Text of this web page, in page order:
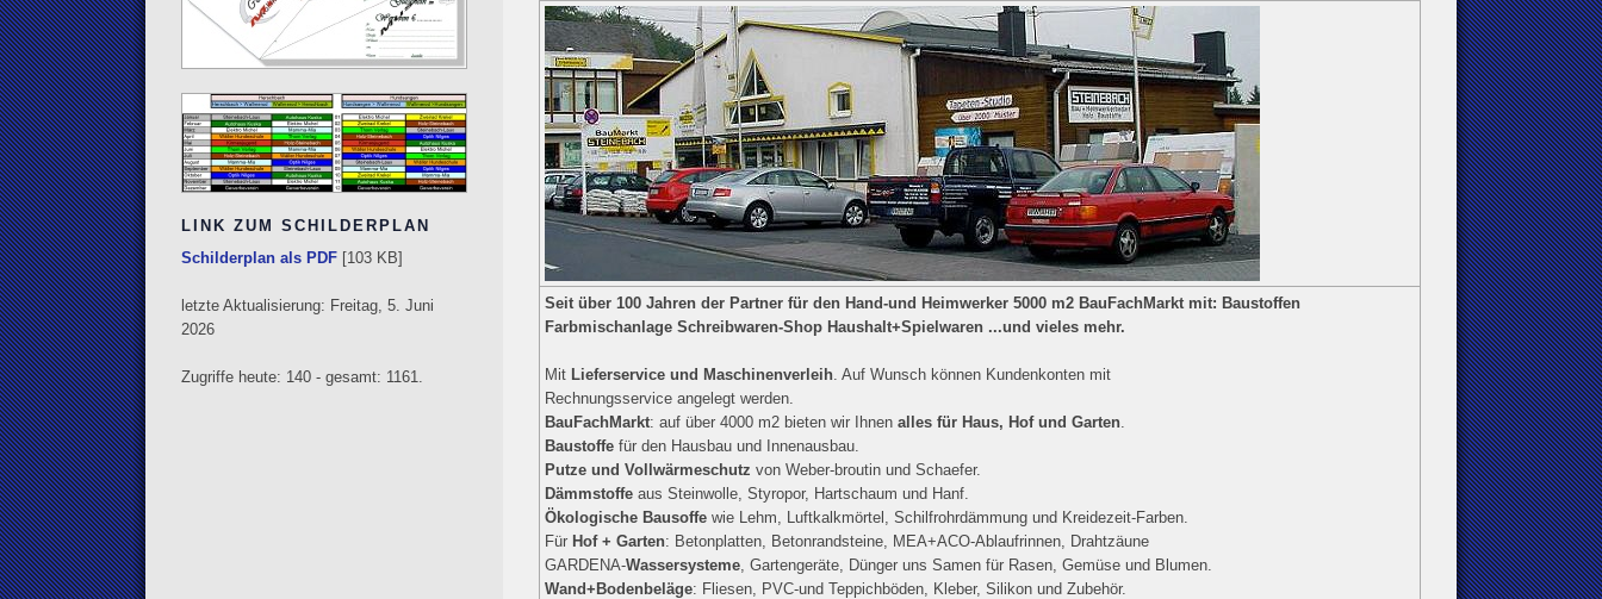
Seit über 100 Jahren der Partner für den Hand-und Heimwerker 5000 m2 BauFachMarkt mit: Baustoffen
Farbmischanlage Schreibwaren-Shop Haushalt+Spielwaren ...und vieles mehr.
Mit Lieferservice und Maschinenverleih. Auf Wunsch können Kundenkonten mit
Rechnungsservice angelegt werden.
BauFachMarkt: auf über 4000 m2 bieten wir Ihnen alles für Haus, Hof und Garten.
Baustoffe für den Hausbau und Innenausbau.
Putze und Vollwärmeschutz von Weber-broutin und Schaefer.
Dämmstoffe aus Steinwolle, Styropor, Hartschaum und Hanf.
Ökologische Bausoffe wie Lehm, Luftkalkmörtel, Schilfrohrdämmung und Kreidezeit-Farben.
Für Hof + Garten: Betonplatten, Betonrandsteine, MEA+ACO-Ablaufrinnen, Drahtzäune
GARDENA-Wassersysteme, Gartengeräte, Dünger uns Samen für Rasen, Gemüse und Blumen.
Wand+Bodenbeläge: Fliesen, PVC-und Teppichböden, Kleber, Silikon und Zubehör.
LINK ZUM SCHILDERPLAN
Schilderplan als PDF [103 KB]
letzte Aktualisierung: Freitag, 5. Juni
2026
Zugriffe heute: 140 - gesamt: 1161.